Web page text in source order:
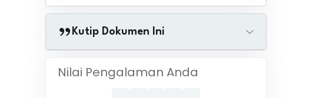
Kutip Dokumen Ini
Nilai Pengalaman Anda